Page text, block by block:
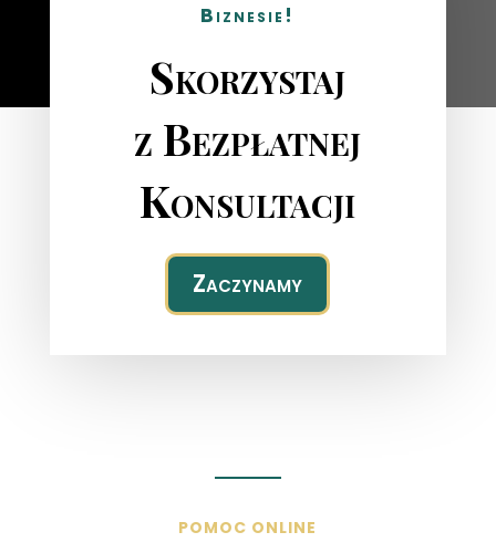
Biznesie!
Skorzystaj
z Bezpłatnej
Konsultacji
Zaczynamy
POMOC ONLINE